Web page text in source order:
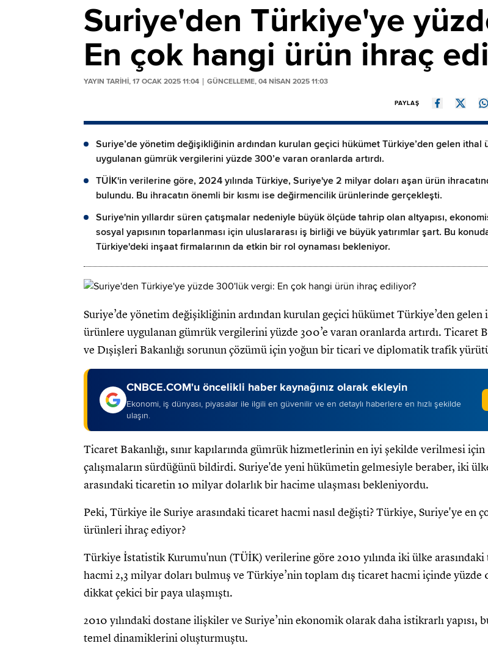
Suriye'den Türkiye'ye
En çok hangi ürün ihraç
YAYIN TARİHİ, 17 OCAK 2025 11:04 GÜNCELLEME, 04 NISAN 2025 11:03
PAYLAŞ
Suriye’de yönetim değişikliğinin ardından kurulan geçici hükümet Türkiye’den gelen ithal
uygulanan gümrük vergilerini yüzde 300’e varan oranlarda artırdı.
TÜİK'in verilerine göre, 2024 yılında Türkiye, Suriye'ye 2 milyar doları aşan ürün
bulundu. Bu ihracatın önemli bir kısmı ise değirmencilik ürünlerinde gerçekleşti.
Suriye'nin yıllardır süren çatışmalar nedeniyle büyük ölçüde tahrip olan altyapısı,
sosyal yapısının toparlanması için uluslararası iş birliği ve büyük yatırımlar şart. Bu
Türkiye'deki inşaat firmalarının da etkin bir rol oynaması bekleniyor.
Suriye’de yönetim değişikliğinin ardından kurulan geçici hükümet Türkiye’den gelen
ürünlere uygulanan gümrük vergilerini yüzde 300’e varan oranlarda artırdı. Ticaret
ve Dışişleri Bakanlığı sorunun çözümü için yoğun bir ticari ve diplomatik trafik
CNBCE.COM'u öncelikli haber kaynağınız olarak ekleyin
Ekonomi, iş dünyası, piyasalar ile ilgili en güvenilir ve en detaylı haberlere en hızlı şekilde
ulaşın.
Ticaret Bakanlığı, sınır kapılarında gümrük hizmetlerinin en iyi şekilde verilmesi için
çalışmaların sürdüğünü bildirdi. Suriye'de yeni hükümetin gelmesiyle beraber, iki
arasındaki ticaretin 10 milyar dolarlık bir hacime ulaşması bekleniyordu.
Peki, Türkiye ile Suriye arasındaki ticaret hacmi nasıl değişti? Türkiye, Suriye'ye en
ürünleri ihraç ediyor?
Türkiye İstatistik Kurumu'nun (TÜİK) verilerine göre 2010 yılında iki ülke
hacmi 2,3 milyar doları bulmuş ve Türkiye’nin toplam dış ticaret hacmi içinde yüzde
dikkat çekici bir paya ulaşmıştı.
2010 yılındaki dostane ilişkiler ve Suriye’nin ekonomik olarak daha istikrarlı yapısı,
temel dinamiklerini oluşturmuştu.